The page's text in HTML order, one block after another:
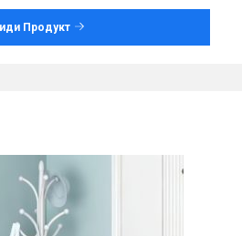
Продукт